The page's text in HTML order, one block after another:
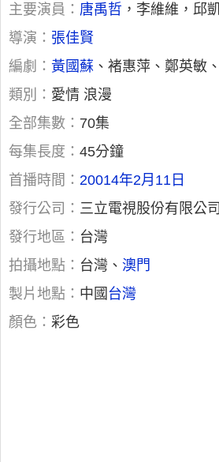
主要演員： 唐禹哲 ，李維維，邱
導演： 張佳賢
編劇： 黃國蘇 、褚惠萍、鄭英敏
類別： 愛情 浪漫
全部集數： 70集
每集長度： 45分鐘
首播時間： 20014年2月11日
發行公司： 三立電視股份有限公司
發行地區： 台灣
拍攝地點： 台灣、 澳門
製片地點： 中國 台灣
顏色： 彩色